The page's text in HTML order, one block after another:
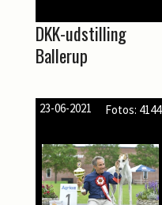
DKK-udstilling
Ballerup
23-06-2021 Fotos: 4144